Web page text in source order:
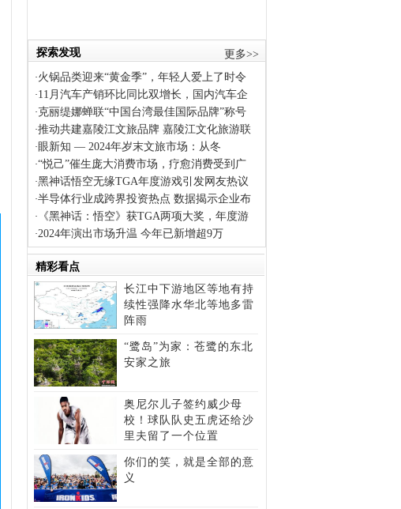
探索发现 更多>>
·火锅品类迎来“黄金季”，年轻人爱上了时令
·11月汽车产销环比同比双增长，国内汽车企
·克丽缇娜蝉联“中国台湾最佳国际品牌”称号
·推动共建嘉陵江文旅品牌 嘉陵江文化旅游联
· 眼新知 — 2024年岁末文旅市场：从冬
·“悦己”催生庞大消费市场，疗愈消费受到广
·黑神话悟空无缘TGA年度游戏引发网友热议
·半导体行业成跨界投资热点 数据揭示企业布
· 《黑神话：悟空》获TGA两项大奖，年度游
·2024年演出市场升温 今年已新增超9万
精彩看点
长江中下游地区等地有持
续性强降水华北等地多雷
阵雨
“鹭岛”为家：苍鹭的东北
安家之旅
奥尼尔儿子签约威少母
校！球队队史五虎还给沙
里夫留了一个位置
你们的笑，就是全部的意
义